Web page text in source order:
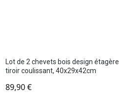
Lot de 2 chevets bois design étagère
tiroir coulissant, 40x29x42cm
89,90€